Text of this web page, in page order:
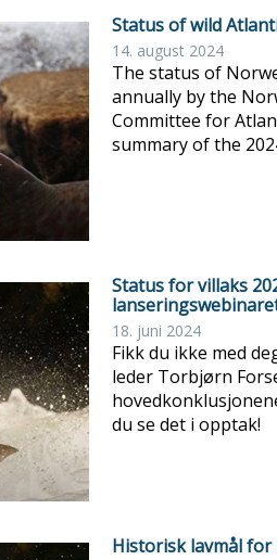
Status of wild
14. august 2024
The status of
annually by the
Committee for
summary of the
Status for villaks
18. juni 2024
Fikk du ikke med
leder Torbjørn
du se det i opptak!
Historisk lavmål